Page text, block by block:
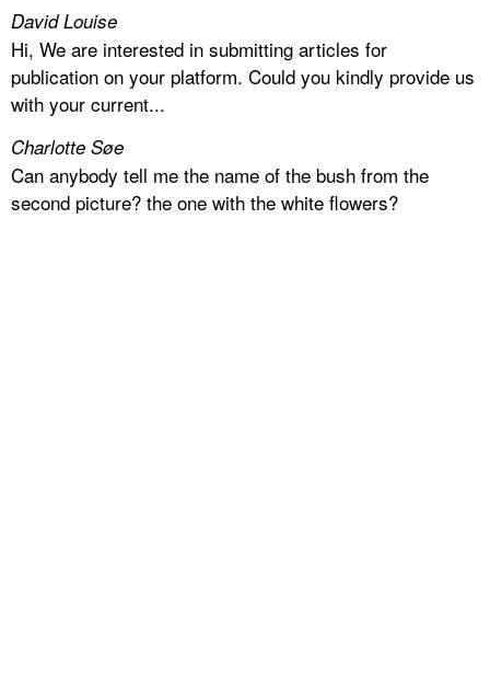
David Louise
Hi, We are interested in submitting articles for
publication on your platform. Could you kindly provide us
with your current...
Charlotte Søe
Can anybody tell me the name of the bush from the
second picture? the one with the white flowers?